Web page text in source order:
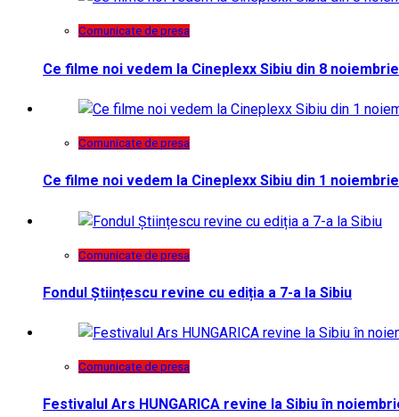
Comunicate de presa
Ce filme noi vedem la Cineplexx Sibiu din 8 noiembrie
Comunicate de presa
Ce filme noi vedem la Cineplexx Sibiu din 1 noiembrie
Comunicate de presa
Fondul Științescu revine cu ediția a 7-a la Sibiu
Comunicate de presa
Festivalul Ars HUNGARICA revine la Sibiu în